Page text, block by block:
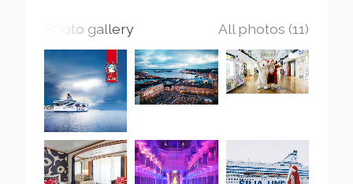
Photo gallery All photos (11)